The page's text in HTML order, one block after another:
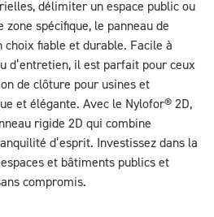
délimiter un espace public ou
spécifique, le panneau de
fiable et durable. Facile à
d’entretien, il est parfait pour ceux
de clôture pour usines et
et élégante. Avec le Nylofor® 2D,
rigide 2D qui combine
d’esprit. Investissez dans la
et bâtiments publics et
compromis.